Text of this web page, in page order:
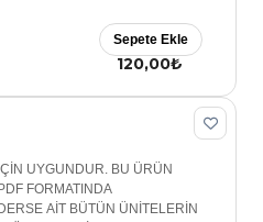
120,00₺
Sepete Ekle
UYGUNDUR. BU ÜRÜN
FORMATINDA
AİT BÜTÜN ÜNİTELERİN